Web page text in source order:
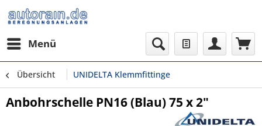
Menü
Übersicht UNIDELTA Klemmfittinge
Anbohrschelle PN16 (Blau) 75 x 2"